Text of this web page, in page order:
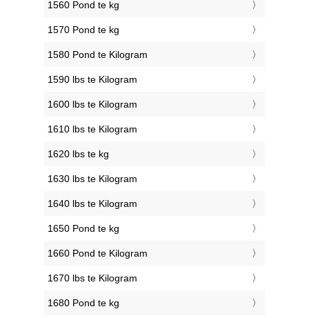
1560 Pond te kg
1570 Pond te kg
1580 Pond te Kilogram
1590 lbs te Kilogram
1600 lbs te Kilogram
1610 lbs te Kilogram
1620 lbs te kg
1630 lbs te Kilogram
1640 lbs te Kilogram
1650 Pond te kg
1660 Pond te Kilogram
1670 lbs te Kilogram
1680 Pond te kg